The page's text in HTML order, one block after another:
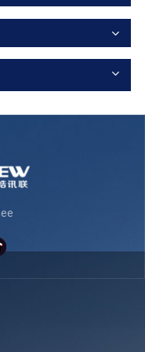
está diseñado para
y
mientras que
sin parpadeo y
comodidad visual.
con su
Redefina su espacio
nuevo estándar para
claridad y
de trabajo
esta pantalla de
nítidas y fluidas